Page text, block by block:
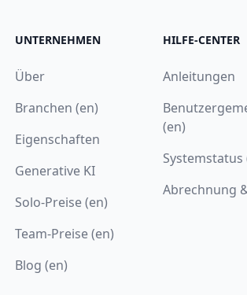
UNTERNEHMEN
Über
Branchen (en)
Eigenschaften
Generative KI
Solo-Preise (en)
Team-Preise (en)
Blog (en)
HILFE-CENTER
Anleitungen
(en)
Systemstatus
Abrechnung